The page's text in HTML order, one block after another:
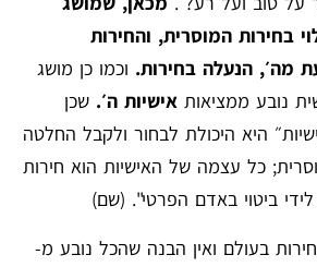
בחירות המוסרית, והחירות
מה׳, הנעלה בחירות. וכמו כן מושג
נובע ממציאות אישיות ה׳. שכן
היא היכולת לבחור ולקבל החלטה
כל עצמה של האישיות הוא חירות
ביטוי באדם הפרטי". (שם)
בעולם ואין הבנה שהכל נובע מ-